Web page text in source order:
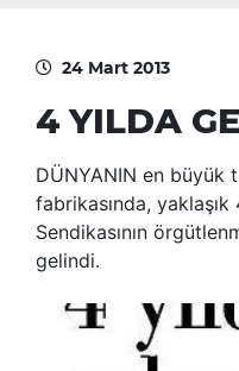
24 Mart 2013
4 YILDA
DÜNYANIN en büyük
fabrikasında, yaklaşık
Sendikasının
gelindi.